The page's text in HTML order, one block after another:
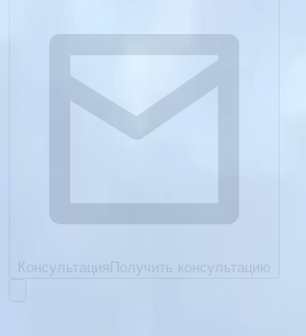
Консультация Получить консультацию